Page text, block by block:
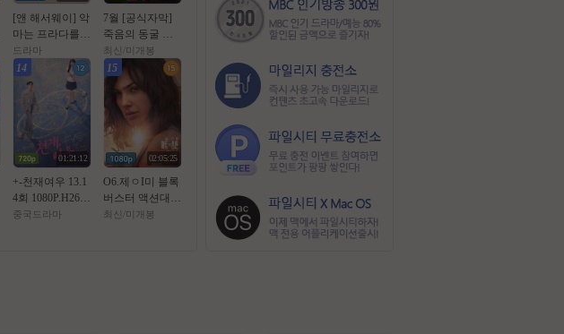
[앤 해서웨이] 악
마는 프라다를
입는다 2. 2026 (2
0년 만의 속편)
드라마
7월 [공식자막]
죽음의 동굴 목
숨 건 생존[ 데블
스 마우스 ]
최신/미개봉
14
01:21:12
+-천재여우 13.1
4회 1080P.H264.
AAC [번역기한
중국드라마
15
02:05:25
O6.제ㅇI미 블록
버스터 액션대작
[ 핫 트 오 브 스
최신/미개봉